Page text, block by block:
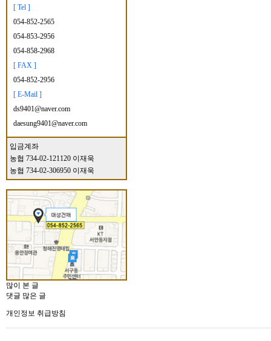
[ Tel ]
054-852-2565
054-853-2956
054-858-2968
[ FAX ]
054-852-2956
[ E-Mail ]
ds9401@naver.com
daesung9401@naver.com
입금계좌
농협 734-02-121120 이재욱
농협 734-02-306950 이재욱
많이 본 글
댓글 많은 글
개인정보 취급방침